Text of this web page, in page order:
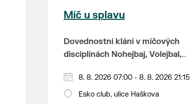
Míč u splavu
Dovednostní klání v míčových
disciplínách Nohejbaj, Volejbal,
Zúčastnit se může max. 20
dvojčlenných týmů - každý tým si
8. 8. 2026 07:00 - 8. 8. 2026 21:15
Esko club, ulice Haškova